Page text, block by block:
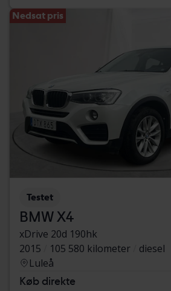
Nedsat pris
Testet
BMW X4
xDrive 20d 190hk
2015
105 580 kilometer
diesel
Luleå
Køb direkte